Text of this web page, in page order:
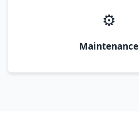
⚙️
Maintenance